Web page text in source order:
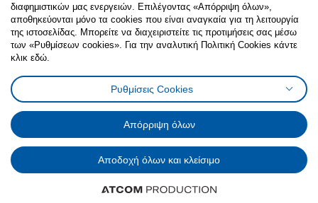
Πολιτική CookiesΔήλωση ψηφιακής προσβασιμότητας
Ρυθμίσεις cookiesΌροι Χρήσης
Γενική Πολιτική Προσωπικών Δεδομένων
Πολιτική Προσωπικών Δεδομένων για ΙΚΕΑ.gr
Κώδικας Καταναλωτικής Δεοντολογίας
© Inter-IKEA Systems B.V. 1999 - 2025
διαφημιστικών μας ενεργειών. Επιλέγοντας «Απόρριψη όλων»,
αποθηκεύονται μόνο τα cookies που είναι αναγκαία για τη λειτουργία
της ιστοσελίδας. Μπορείτε να διαχειριστείτε τις προτιμήσεις σας μέσω
των «Ρυθμίσεων cookies». Για την αναλυτική Πολιτική Cookies κάντε
κλικ εδώ.
Ρυθμίσεις Cookies
Απόρριψη όλων
Αποδοχή όλων και κλείσιμο